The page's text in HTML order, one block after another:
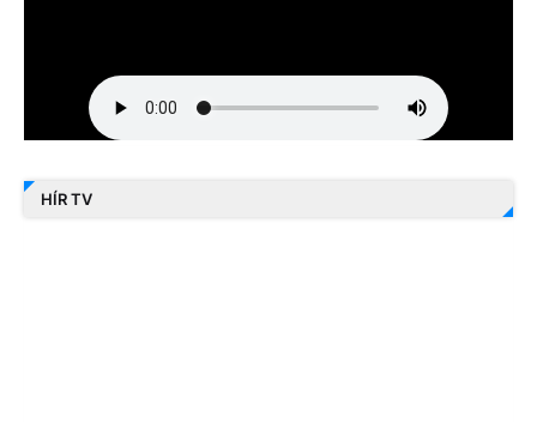
HÍR TV